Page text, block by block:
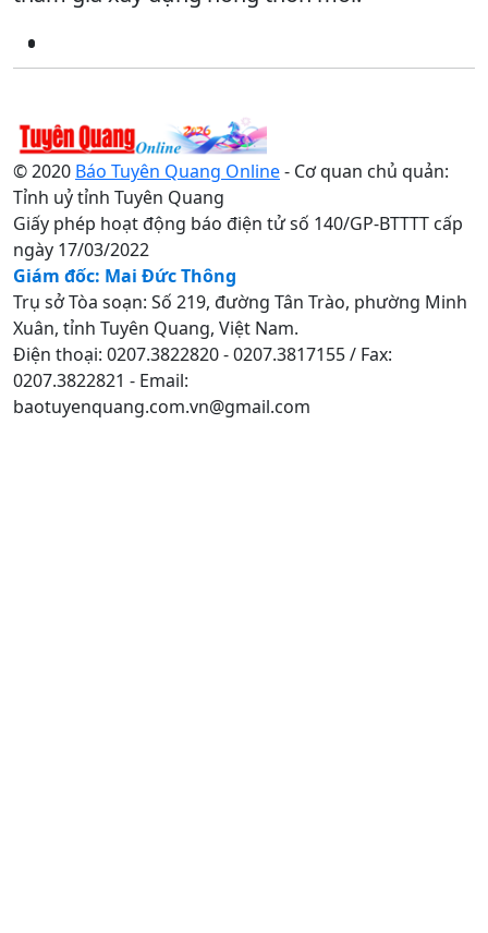
© 2020 Báo Tuyên Quang Online- Cơ quan chủ quản:
Tỉnh uỷ tỉnh Tuyên Quang
Giấy phép hoạt động báo điện tử số 140/GP-BTTTT cấp
ngày 17/03/2022
Giám đốc: Mai Đức Thông
Trụ sở Tòa soạn: Số 219, đường Tân Trào, phường Minh
Xuân, tỉnh Tuyên Quang, Việt Nam.
Điện thoại: 0207.3822820 - 0207.3817155 / Fax:
0207.3822821 - Email:
baotuyenquang.com.vn@gmail.com